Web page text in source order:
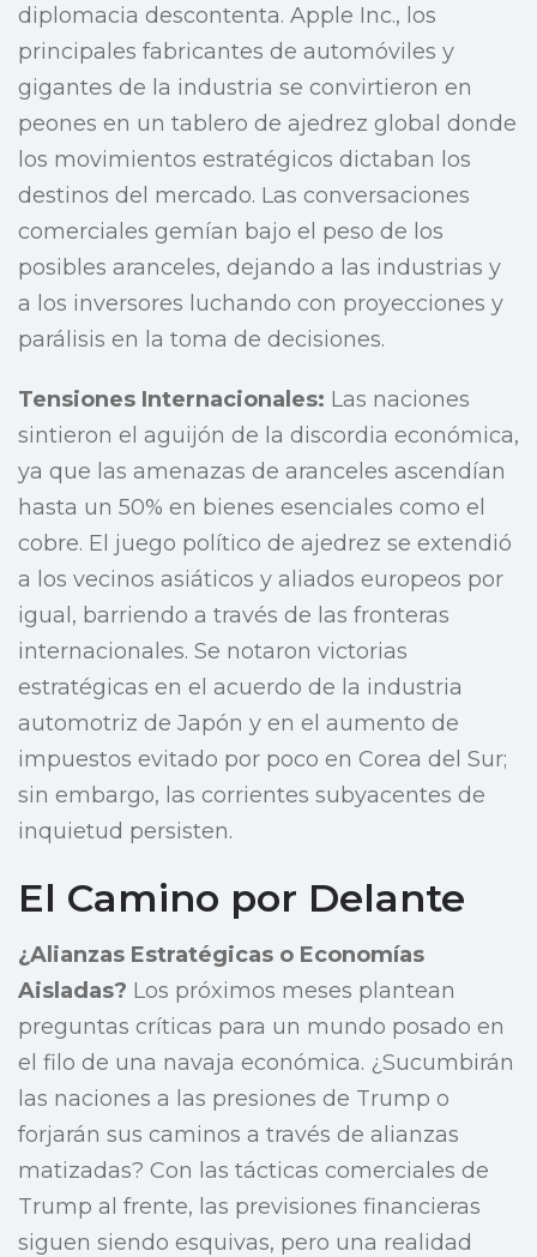
diplomacia descontenta. Apple Inc., los
principales fabricantes de automóviles y
gigantes de la industria se convirtieron en
peones en un tablero de ajedrez global donde
los movimientos estratégicos dictaban los
destinos del mercado. Las conversaciones
comerciales gemían bajo el peso de los
posibles aranceles, dejando a las industrias y
a los inversores luchando con proyecciones y
parálisis en la toma de decisiones.
Tensiones Internacionales: Las naciones
sintieron el aguijón de la discordia económica,
ya que las amenazas de aranceles ascendían
hasta un 50% en bienes esenciales como el
cobre. El juego político de ajedrez se extendió
a los vecinos asiáticos y aliados europeos por
igual, barriendo a través de las fronteras
internacionales. Se notaron victorias
estratégicas en el acuerdo de la industria
automotriz de Japón y en el aumento de
impuestos evitado por poco en Corea del Sur;
sin embargo, las corrientes subyacentes de
inquietud persisten.
El Camino por Delante
¿Alianzas Estratégicas o Economías
Aisladas? Los próximos meses plantean
preguntas críticas para un mundo posado en
el filo de una navaja económica. ¿Sucumbirán
las naciones a las presiones de Trump o
forjarán sus caminos a través de alianzas
matizadas? Con las tácticas comerciales de
Trump al frente, las previsiones financieras
siguen siendo esquivas, pero una realidad